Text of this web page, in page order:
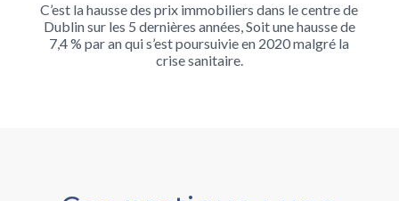
C’est la hausse des prix immobiliers dans le centre de
Dublin sur les 5 dernières années, Soit une hausse de
7,4 % par an qui s’est poursuivie en 2020 malgré la
crise sanitaire.